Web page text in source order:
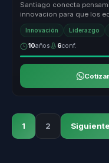
Santiago conecta
innovacion para que los
aprendan a c...
Innovación Liderazgo
10años 6conf.
Cotizar
1 2